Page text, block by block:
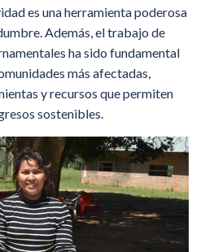
es una herramienta poderosa
Además, el trabajo de
ha sido fundamental
más afectadas,
y recursos que permiten
sostenibles.